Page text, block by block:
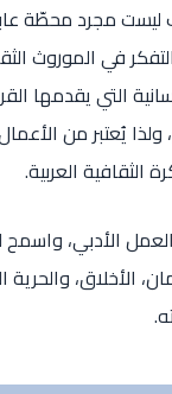
ليست مجرد محطّة
في الموروث
التي يقدمها
يُعتبر من الأعمال
الثقافية العربية.
الأدبي،
الأخلاق، والحرية